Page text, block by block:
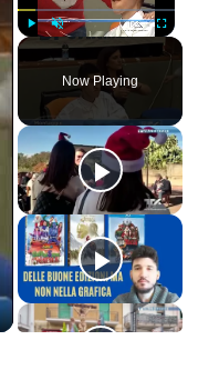
Play Unmute Fullscreen
Now Playing